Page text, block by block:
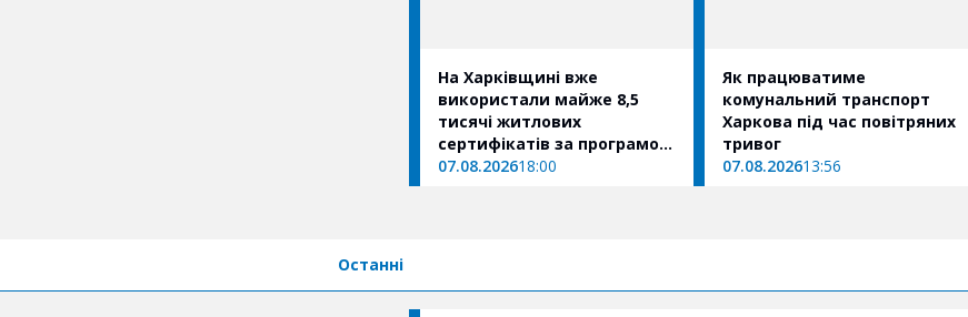
На Харківщині вже
використали майже 8,5
тисячі житлових
сертифікатів за програмою
«єВідновлення»
07.08.202618:00
Як працюватиме
комунальний транспорт
Харкова під час повітряних
тривог
07.08.202613:56
Останні